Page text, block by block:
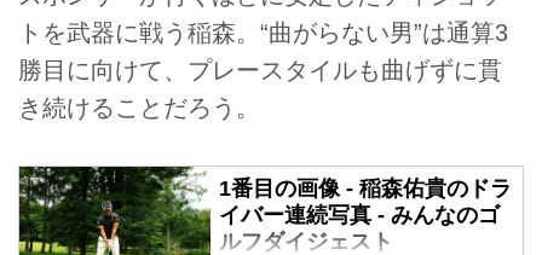
トを武器に戦う稲森。“曲がらない男”は通算3
勝目に向けて、プレースタイルも曲げずに貫
き続けることだろう。
1番目の画像 - 稲森佑貴のドラ
イバー連続写真 - みんなのゴ
ルフダイジェスト